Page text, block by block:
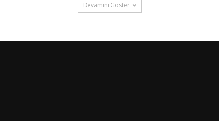
Devamını Göster